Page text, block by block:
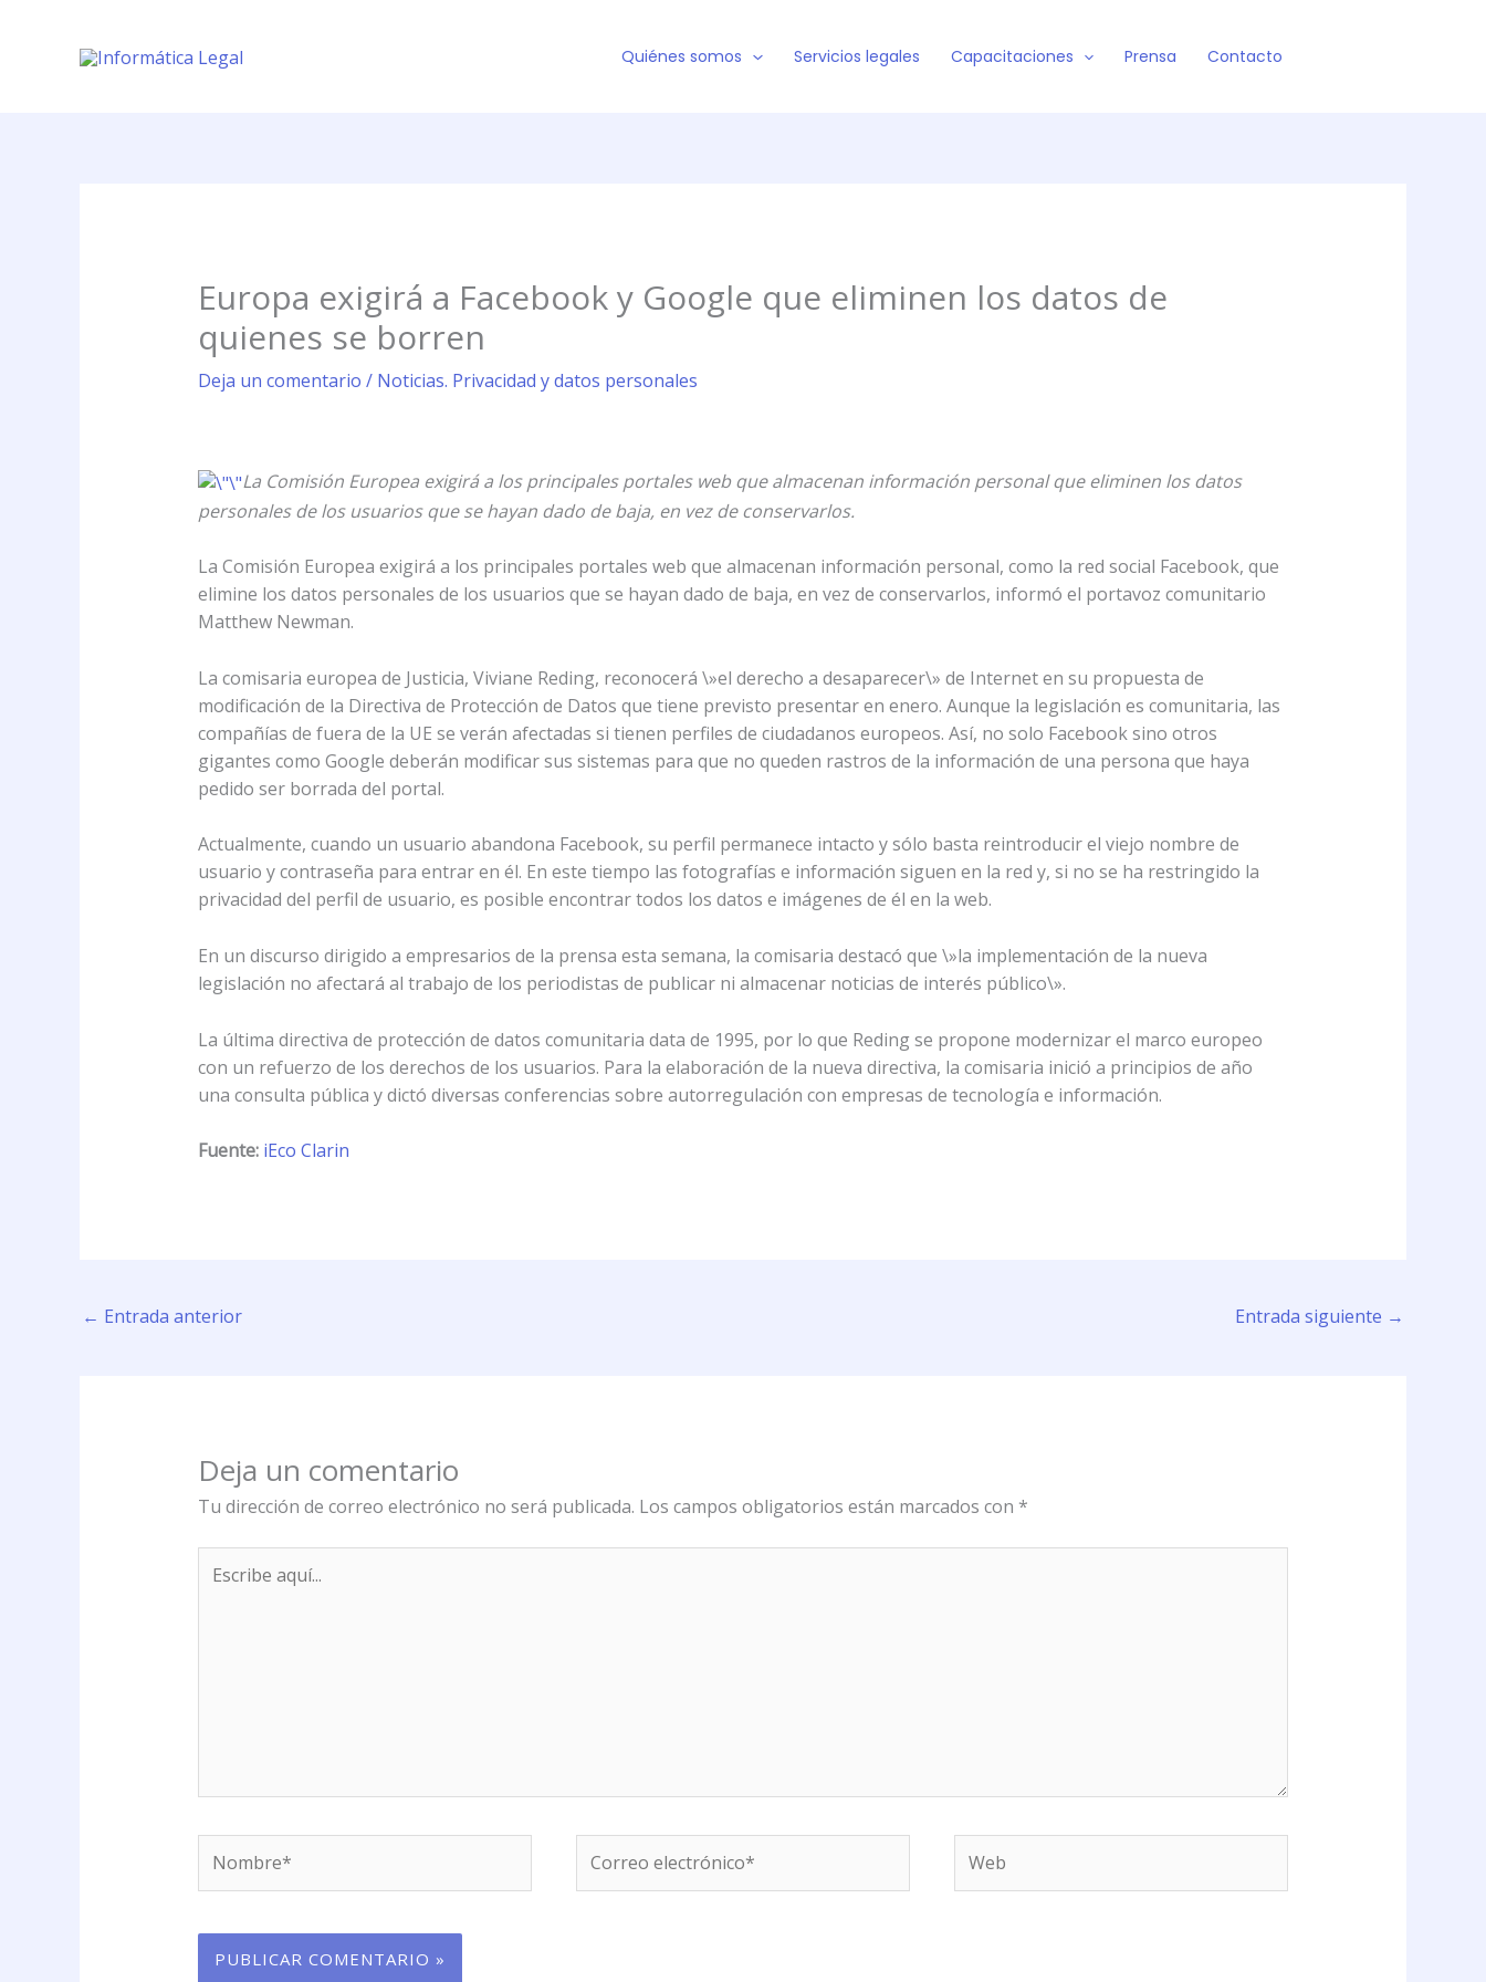
contenido
Quiénes somos Servicios legales Capacitaciones Prensa Contacto
Europa exigirá a Facebook y Google que eliminen los datos de
quienes se borren
Deja un comentario / Noticias. Privacidad y datos personales
La Comisión Europea exigirá a los principales portales web que almacenan información personal que eliminen los datos
personales de los usuarios que se hayan dado de baja, en vez de conservarlos.
La Comisión Europea exigirá a los principales portales web que almacenan información personal, como la red social Facebook, que
elimine los datos personales de los usuarios que se hayan dado de baja, en vez de conservarlos, informó el portavoz comunitario
Matthew Newman.
La comisaria europea de Justicia, Viviane Reding, reconocerá \»el derecho a desaparecer\» de Internet en su propuesta de
modificación de la Directiva de Protección de Datos que tiene previsto presentar en enero. Aunque la legislación es comunitaria, las
compañías de fuera de la UE se verán afectadas si tienen perfiles de ciudadanos europeos. Así, no solo Facebook sino otros
gigantes como Google deberán modificar sus sistemas para que no queden rastros de la información de una persona que haya
pedido ser borrada del portal.
Actualmente, cuando un usuario abandona Facebook, su perfil permanece intacto y sólo basta reintroducir el viejo nombre de
usuario y contraseña para entrar en él. En este tiempo las fotografías e información siguen en la red y, si no se ha restringido la
privacidad del perfil de usuario, es posible encontrar todos los datos e imágenes de él en la web.
En un discurso dirigido a empresarios de la prensa esta semana, la comisaria destacó que \»la implementación de la nueva
legislación no afectará al trabajo de los periodistas de publicar ni almacenar noticias de interés público\».
La última directiva de protección de datos comunitaria data de 1995, por lo que Reding se propone modernizar el marco europeo
con un refuerzo de los derechos de los usuarios. Para la elaboración de la nueva directiva, la comisaria inició a principios de año
una consulta pública y dictó diversas conferencias sobre autorregulación con empresas de tecnología e información.
Fuente: iEco Clarin
← Entrada anterior Entrada siguiente →
Deja un comentario
Tu dirección de correo electrónico no será publicada. Los campos obligatorios están marcados con *
aquí...
electrónico*